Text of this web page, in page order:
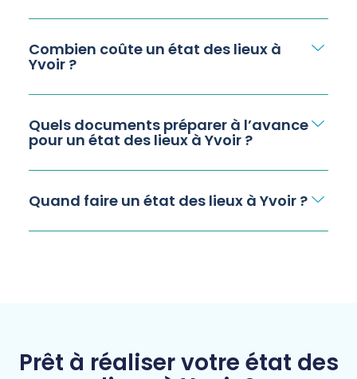
Combien coûte un état des lieux à
Yvoir ?
Quels documents préparer à l’avance
pour un état des lieux à Yvoir ?
Quand faire un état des lieux à Yvoir ?
Prêt à réaliser votre état des